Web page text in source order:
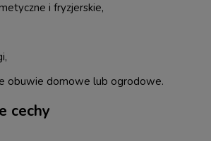
i fryzjerskie,
obuwie domowe lub ogrodowe.
cechy